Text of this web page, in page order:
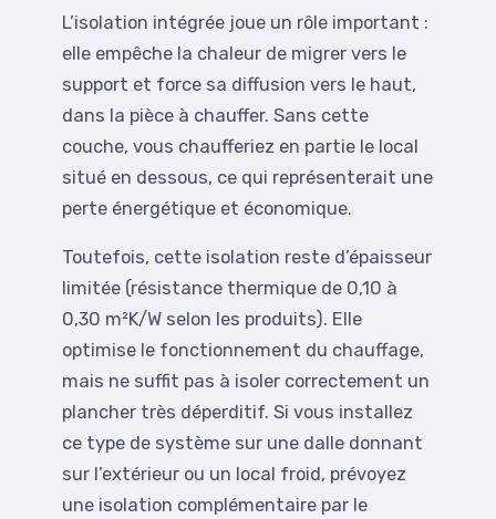
L’isolation intégrée joue un rôle important :
elle empêche la chaleur de migrer vers le
support et force sa diffusion vers le haut,
dans la pièce à chauffer. Sans cette
couche, vous chaufferiez en partie le local
situé en dessous, ce qui représenterait une
perte énergétique et économique.
Toutefois, cette isolation reste d’épaisseur
limitée (résistance thermique de 0,10 à
0,30 m²K/W selon les produits). Elle
optimise le fonctionnement du chauffage,
mais ne suffit pas à isoler correctement un
plancher très déperditif. Si vous installez
ce type de système sur une dalle donnant
sur l’extérieur ou un local froid, prévoyez
une isolation complémentaire par le